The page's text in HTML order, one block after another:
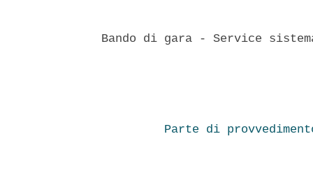
Bando di gara - Service
Parte di